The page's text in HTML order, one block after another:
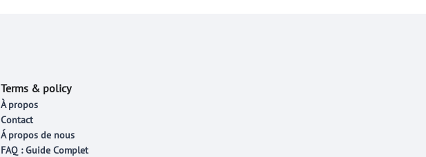
Terms & policy
À propos
Contact
Á propos de nous
FAQ : Guide Complet